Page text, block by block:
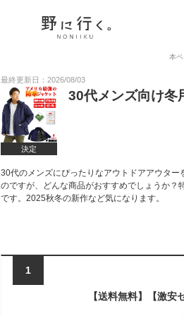
本
最終更新日：2026/08/03
決定
30代メンズ向け冬
30代のメンズにぴったりなアウトドアアウタ
のですが、どんな商品がおすすめでしょうか
です。2025秋冬の新作など気になります。
1